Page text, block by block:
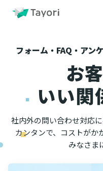
フォーム・FAQ・アン
お
いい関
社内外の問い合わせ対応
カンタンで、コストがか
みなさま